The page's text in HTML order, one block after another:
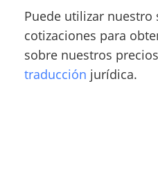
Puede utilizar nuestro
cotizaciones para
sobre nuestros
traducción jurídica.